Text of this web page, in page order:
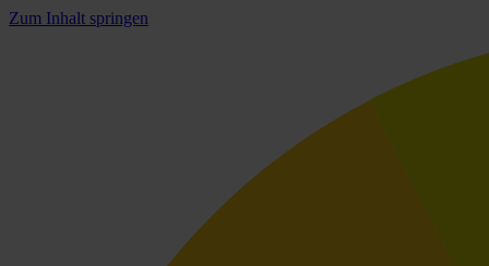
Zum Inhalt springen